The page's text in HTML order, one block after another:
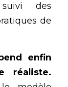
suivi des
de
enfin
réaliste.